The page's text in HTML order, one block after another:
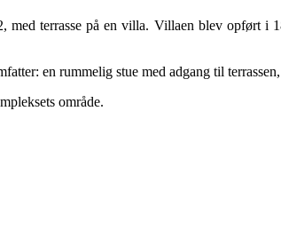
med terrasse på en villa. Villaen blev opført
en rummelig stue med adgang til
område.